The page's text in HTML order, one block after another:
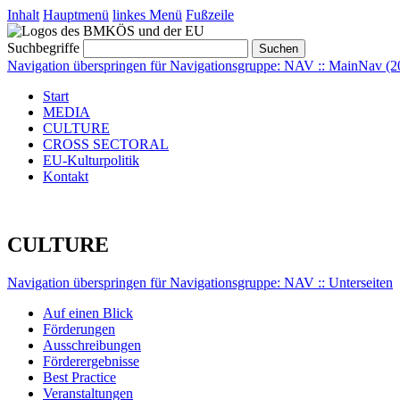
Inhalt Hauptmenü linkes Menü Fußzeile
Suchbegriffe Suchen
Navigation überspringen für Navigationsgruppe: NAV :: MainNav
Start
MEDIA
CULTURE
CROSS SECTORAL
EU-Kulturpolitik
Kontakt
CULTURE
Navigation überspringen für Navigationsgruppe: NAV :: Unterseiten
Auf einen Blick
Förderungen
Ausschreibungen
Förderergebnisse
Best Practice
Veranstaltungen